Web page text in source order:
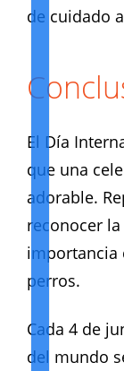
de cuidado
El Día
que una
adorable.
reconocer
importancia
perros.
Cada 4 de
del mundo